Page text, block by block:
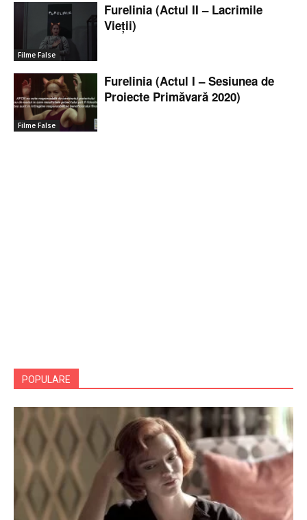
Filme False
Furelinia (Actul II – Lacrimile
Vieții)
Filme False
Furelinia (Actul I – Sesiunea de
Proiecte Primăvară 2020)
POPULARE